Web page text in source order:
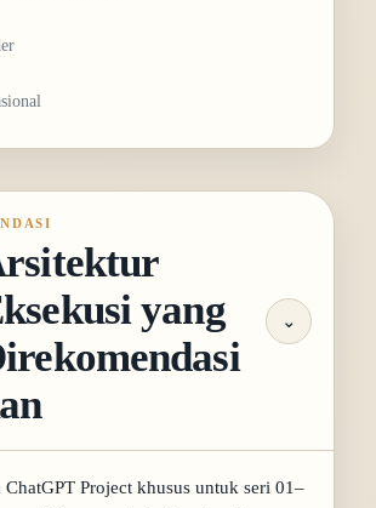
yang
⌄
ChatGPT Project khusus untuk seri 01–